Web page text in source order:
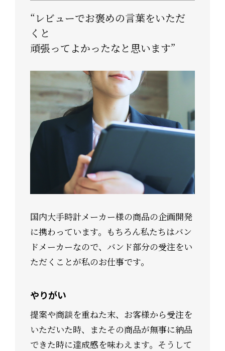
“レビューでお褒めの言葉をいただ
くと
頑張ってよかったなと思います”
国内大手時計メーカー様の商品の企画開発
に携わっています。もちろん私たちはバン
ドメーカーなので、バンド部分の受注をい
ただくことが私のお仕事です。
やりがい
提案や商談を重ねた末、お客様から受注を
いただいた時、またその商品が無事に納品
できた時に達成感を味わえます。そうして